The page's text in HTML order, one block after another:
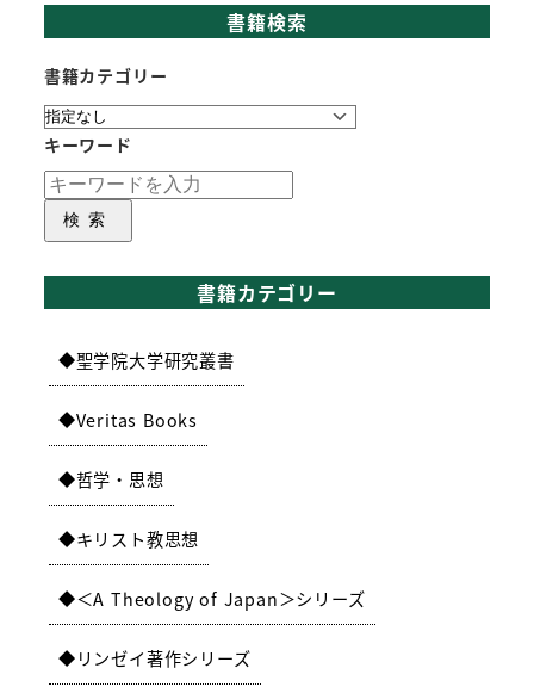
書籍検索
書籍カテゴリー
キーワード
検索
書籍カテゴリー
聖学院大学研究叢書
Veritas Books
哲学・思想
キリスト教思想
＜A Theology of Japan＞シリーズ
リンゼイ著作シリーズ